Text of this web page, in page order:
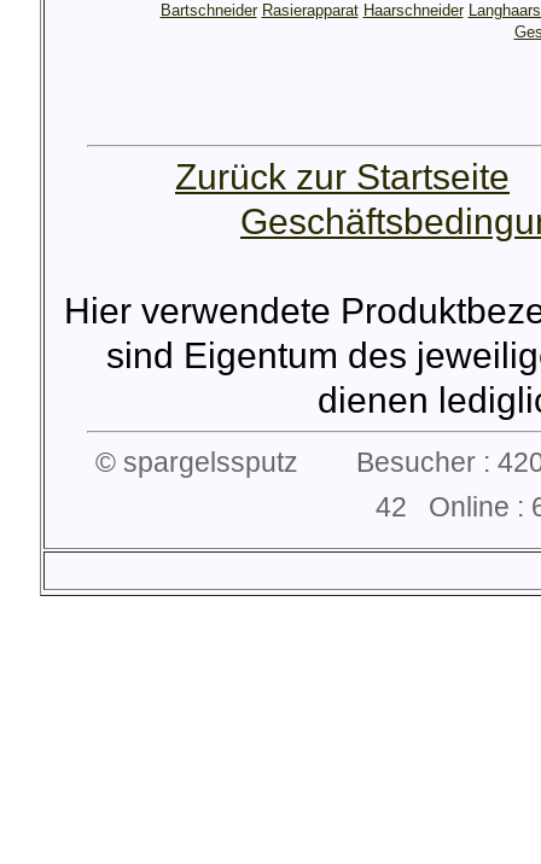
Bartschneider Rasierapparat Haarschneider
Zurück zur Startseite
Hier verwendete
sind Eigentum des
dienen
© spargelssputz Besucher :
42 Online